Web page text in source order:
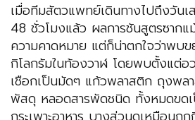
เมื่อทีมสัตวแพทย์เดินทางไปถึงวันเ
48 ชั่วโมงแล้ว ผลการชันสูตรซากแ
ความคาดหมาย แต่ก็น่าตกใจว่าพบข
กิโลกรัมในท้องวาฬ โดยพบตั้งแต่อ
เชือกเป็นมัดๆ แก้วพลาสติก ถุงพล
พัสดุ หลอดสารพัดชนิด ทั้งหมดขด